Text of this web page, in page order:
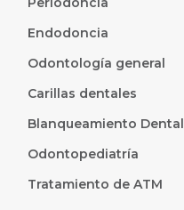
Endodoncia
Odontología general
Carillas dentales
Blanqueamiento Dental
Odontopediatría
Tratamiento de ATM